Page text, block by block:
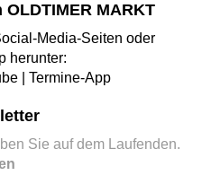
MARKT
Media-Seiten oder
herunter:
Termine-App
Sie auf dem Laufenden.